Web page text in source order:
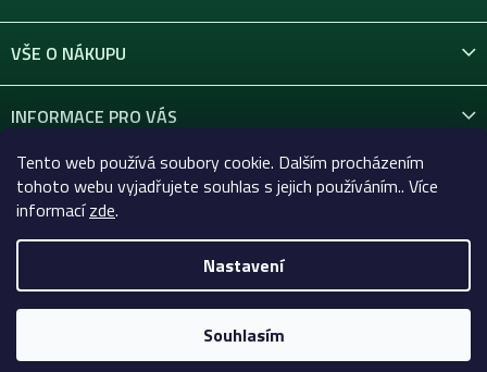
Tento web používá soubory cookie. Dalším procházením
tohoto webu vyjadřujete souhlas s jejich používáním.. Více
informacízde.
Nastavení
Souhlasím
VŠE O NÁKUPU
INFORMACE PRO VÁS
KONTAKT
Copyright 2026Celtic-Supply.cz | Vše pro tetování a
permanentní makeup. Všechna práva vyhrazena.